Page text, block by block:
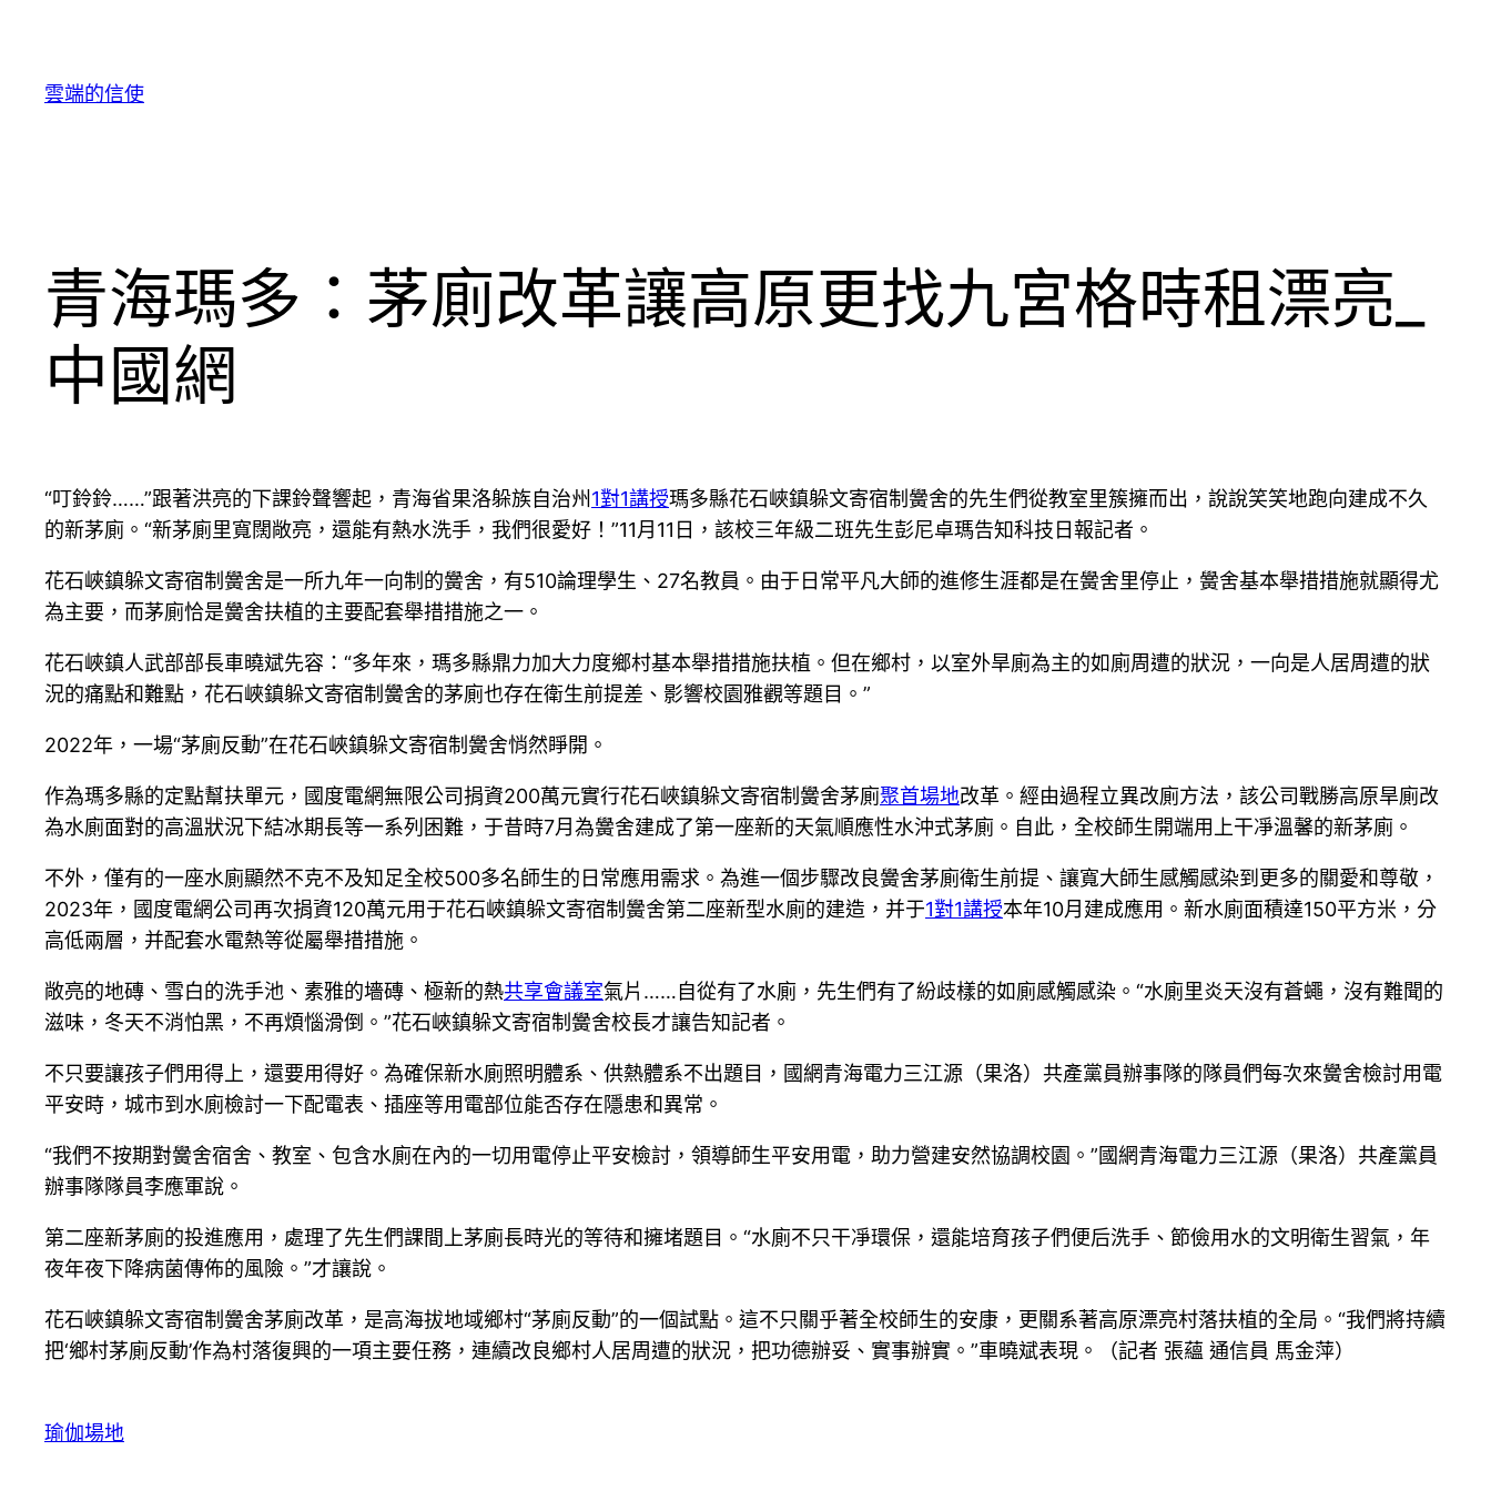
雲端的信使
青海瑪多：茅廁改革讓高原更找九宮格時租漂亮_
中國網
“叮鈴鈴……”跟著洪亮的下課鈴聲響起，青海省果洛躲族自治州 1對1講授瑪多縣花石峽鎮躲文寄宿制黌舍的先生們從教室里簇擁而出，說說笑笑地跑向建成不久
的新茅廁。“新茅廁里寬闊敞亮，還能有熱水洗手，我們很愛好！”11月11日，該校三年級二班先生彭尼卓瑪告知科技日報記者。
花石峽鎮躲文寄宿制黌舍是一所九年一向制的黌舍，有510論理學生、27名教員。由于日常平凡大師的進修生涯都是在黌舍里停止，黌舍基本舉措措施就顯得尤
為主要，而茅廁恰是黌舍扶植的主要配套舉措措施之一。
花石峽鎮人武部部長車曉斌先容：“多年來，瑪多縣鼎力加大力度鄉村基本舉措措施扶植。但在鄉村，以室外旱廁為主的如廁周遭的狀況，一向是人居周遭的狀
況的痛點和難點，花石峽鎮躲文寄宿制黌舍的茅廁也存在衛生前提差、影響校園雅觀等題目。”
2022年，一場“茅廁反動”在花石峽鎮躲文寄宿制黌舍悄然睜開。
作為瑪多縣的定點幫扶單元，國度電網無限公司捐資200萬元實行花石峽鎮躲文寄宿制黌舍茅廁聚首場地改革。經由過程立異改廁方法，該公司戰勝高原旱廁改
為水廁面對的高溫狀況下結冰期長等一系列困難，于昔時7月為黌舍建成了第一座新的天氣順應性水沖式茅廁。自此，全校師生開端用上干凈溫馨的新茅廁。
不外，僅有的一座水廁顯然不克不及知足全校500多名師生的日常應用需求。為進一個步驟改良黌舍茅廁衛生前提、讓寬大師生感觸感染到更多的關愛和尊敬，
2023年，國度電網公司再次捐資120萬元用于花石峽鎮躲文寄宿制黌舍第二座新型水廁的建造，并于1對1講授本年10月建成應用。新水廁面積達150平方米，分
高低兩層，并配套水電熱等從屬舉措措施。
敞亮的地磚、雪白的洗手池、素雅的墻磚、極新的熱共享會議室氣片……自從有了水廁，先生們有了紛歧樣的如廁感觸感染。“水廁里炎天沒有蒼蠅，沒有難聞的
滋味，冬天不消怕黑，不再煩惱滑倒。”花石峽鎮躲文寄宿制黌舍校長才讓告知記者。
不只要讓孩子們用得上，還要用得好。為確保新水廁照明體系、供熱體系不出題目，國網青海電力三江源（果洛）共產黨員辦事隊的隊員們每次來黌舍檢討用電
平安時，城市到水廁檢討一下配電表、插座等用電部位能否存在隱患和異常。
“我們不按期對黌舍宿舍、教室、包含水廁在內的一切用電停止平安檢討，領導師生平安用電，助力營建安然協調校園。”國網青海電力三江源（果洛）共產黨員
辦事隊隊員李應軍說。
第二座新茅廁的投進應用，處理了先生們課間上茅廁長時光的等待和擁堵題目。“水廁不只干凈環保，還能培育孩子們便后洗手、節儉用水的文明衛生習氣，年
夜年夜下降病菌傳佈的風險。”才讓說。
花石峽鎮躲文寄宿制黌舍茅廁改革，是高海拔地域鄉村“茅廁反動”的一個試點。這不只關乎著全校師生的安康，更關系著高原漂亮村落扶植的全局。“我們將持續
把‘鄉村茅廁反動’作為村落復興的一項主要任務，連續改良鄉村人居周遭的狀況，把功德辦妥、實事辦實。”車曉斌表現。（記者 張蘊 通信員 馬金萍）
瑜伽場地